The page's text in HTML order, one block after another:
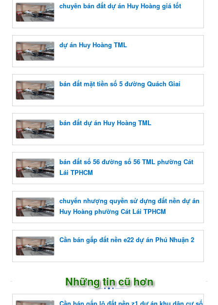
chuyên bán đất dự án Huy Hoàng giá tốt
dự án Huy Hoàng TML
bán đất mặt tiền số 5 đường Quách Giai
bán đất dự án Huy Hoàng TML
bán đất số 56 đường số 56 TML phường Cát
Lái TPHCM
chuyển nhượng quyền sử dựng đất nền dự án
Huy Hoàng phường Cát Lái TPHCM
Cần bán gấp đất nền e22 dự án Phú Nhuận 2
Những tin cũ hơn
Cần bán gấp lô đất nền z1 dự án khu dân cư số